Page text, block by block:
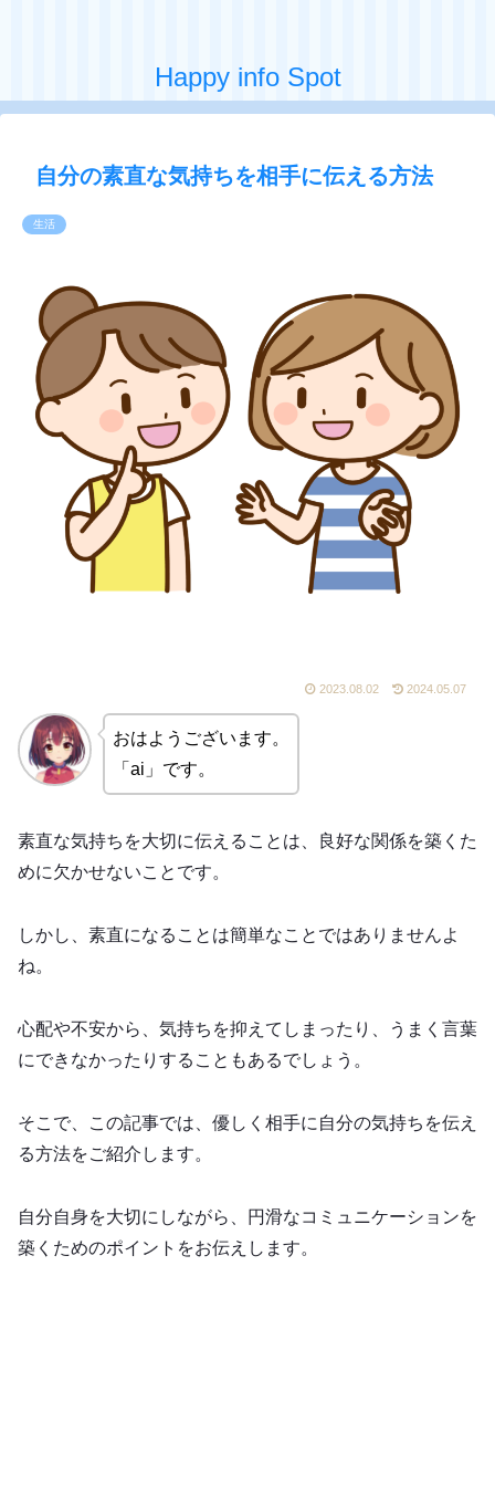
Happy info Spot
自分の素直な気持ちを相手に伝える方法
生活
2023.08.02 2024.05.07
おはようございます。
「ai」です。
素直な気持ちを大切に伝えることは、良好な関係を築くた
めに欠かせないことです。
しかし、素直になることは簡単なことではありませんよ
ね。
心配や不安から、気持ちを抑えてしまったり、うまく言葉
にできなかったりすることもあるでしょう。
そこで、この記事では、優しく相手に自分の気持ちを伝え
る方法をご紹介します。
自分自身を大切にしながら、円滑なコミュニケーションを
築くためのポイントをお伝えします。